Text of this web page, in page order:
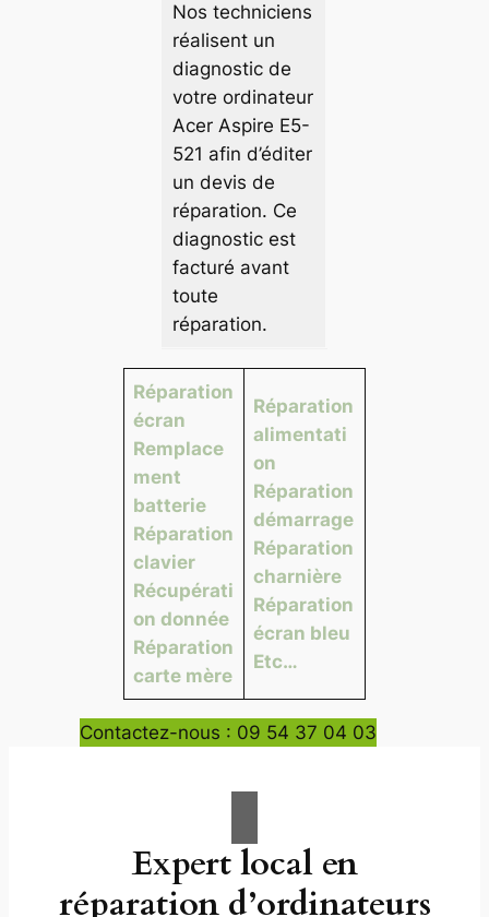
Nos techniciens
réalisent un
diagnostic de
votre ordinateur
Acer Aspire E5-
521 afin d’éditer
un devis de
réparation. Ce
diagnostic est
facturé avant
toute
réparation.
Réparation
écran
Remplace
ment
batterie
Réparation
clavier
Récupérati
on donnée
Réparation
carte mère
Réparation
alimentati
on
Réparation
démarrage
Réparation
charnière
Réparation
écran bleu
Etc…
Contactez-nous : 09 54 37 04 03
Expert local en
réparation d’ordinateurs